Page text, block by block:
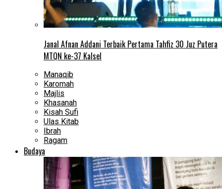
Janal Afnan Addani Terbaik Pertama Tahfiz 30 Juz Putera
MTQN ke-37 Kalsel
Manaqib
Karomah
Majlis
Khasanah
Kisah Sufi
Ulas Kitab
Ibrah
Ragam
Budaya